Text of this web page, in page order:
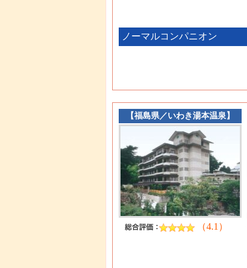
ノーマルコンパニオン
【福島県／いわき湯本温泉】
（4.1）